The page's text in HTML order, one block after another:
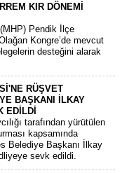
KIR DÖNEMİ
Pendik İlçe
Kongre’de mevcut
desteğini alarak
RÜŞVET
BAŞKANI İLKAY
EDİLDİ
tarafından yürütülen
kapsamında
Belediye Başkanı İlkay
sevk edildi.